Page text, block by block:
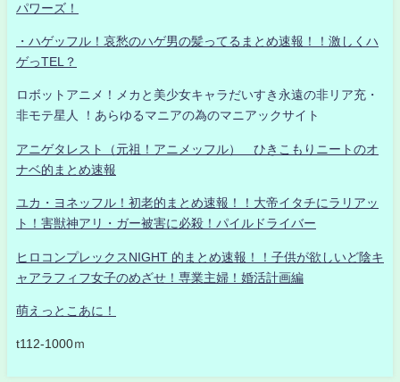
パワーズ！
・ハゲッフル！哀愁のハゲ男の髪ってるまとめ速報！！激しくハ
ゲっTEL？
ロボットアニメ！メカと美少女キャラだいすき永遠の非リア充・
非モテ星人 ！あらゆるマニアの為のマニアックサイト
アニゲタレスト（元祖！アニメッフル） ひきこもりニートのオ
ナベ的まとめ速報
ユカ・ヨネッフル！初老的まとめ速報！！大帝イタチにラリアッ
ト！害獣神アリ・ガー被害に必殺！パイルドライバー
ヒロコンプレックスNIGHT 的まとめ速報！！子供が欲しいど陰キ
ャアラフィフ女子のめざせ！専業主婦！婚活計画編
萌えっとこあに！
t112-1000ｍ